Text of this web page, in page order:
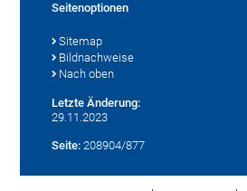
Seitenoptionen
Sitemap
Bildnachweise
Nach oben
Letzte Änderung:
29.11.2023
Seite: 208904/877